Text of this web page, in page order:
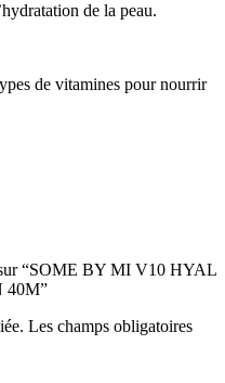
de la peau.
de vitamines pour nourrir
sur “SOME BY MI V10 HYAL
40M”
Les champs obligatoires